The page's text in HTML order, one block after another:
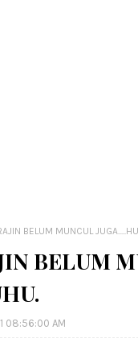
BELUM MUNCUL
BELUM
08:56:00 AM